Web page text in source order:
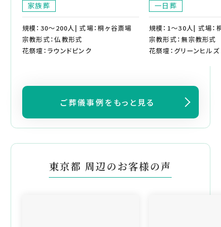
家族葬
規模：30～200人| 式場：桐ヶ谷斎場
宗教形式：仏教形式
花祭壇：ラウンドピンク
一日葬
規模：1～30人| 式場：
宗教形式：無宗教形式
花祭壇：グリーンヒルズ
ご葬儀事例をもっと見る
東京都 周辺のお客様の声